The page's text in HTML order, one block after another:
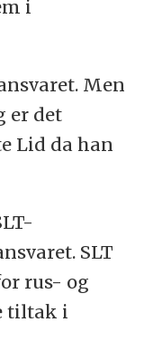
i
Men
er det
Lid da han
SLT
rus- og
tiltak i